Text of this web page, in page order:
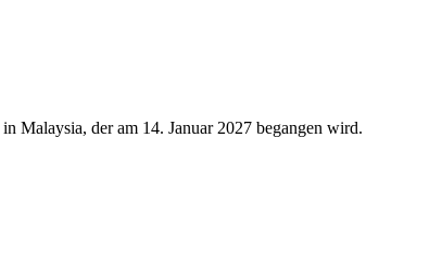
Malaysia, der am 14. Januar 2027 begangen wird.